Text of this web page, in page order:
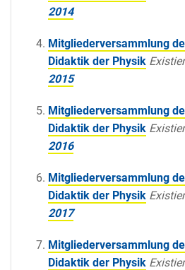
2014
Mitgliederversammlung
Didaktik der Physik
2015
Mitgliederversammlung
Didaktik der Physik
2016
Mitgliederversammlung
Didaktik der Physik
2017
Mitgliederversammlung
Didaktik der Physik